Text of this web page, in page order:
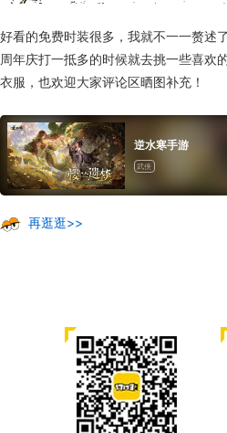
好看的免费时装很多，我就不一一赘述
周年庆打一抵多的时候就去挑一些喜欢
衣服，也欢迎大家评论区晒图补充！
逆水寒手游
武侠
再逛逛>>